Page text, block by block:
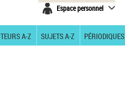
Espace personnel
A-Z SUJETS A-Z PÉRIODIQUES